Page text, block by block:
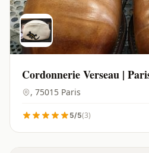
Cordonnerie Verseau |
, 75015 Paris
5/5(3)